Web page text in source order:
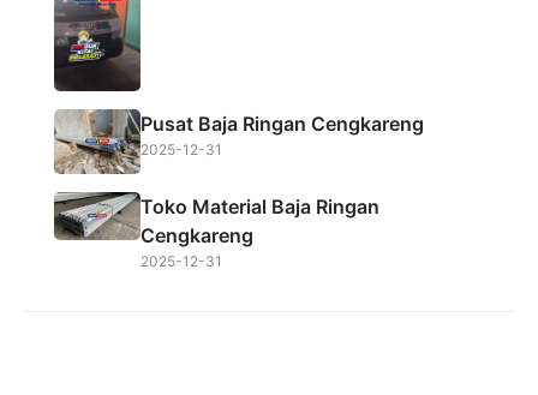
Pusat Baja Ringan Cengkareng
2025-12-31
Toko Material Baja Ringan
Cengkareng
2025-12-31